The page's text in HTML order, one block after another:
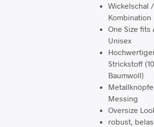
Wickelschal
Kombination
One Size fits
Unisex
Strickstoff
Baumwoll)
Messing
Oversize
robust,